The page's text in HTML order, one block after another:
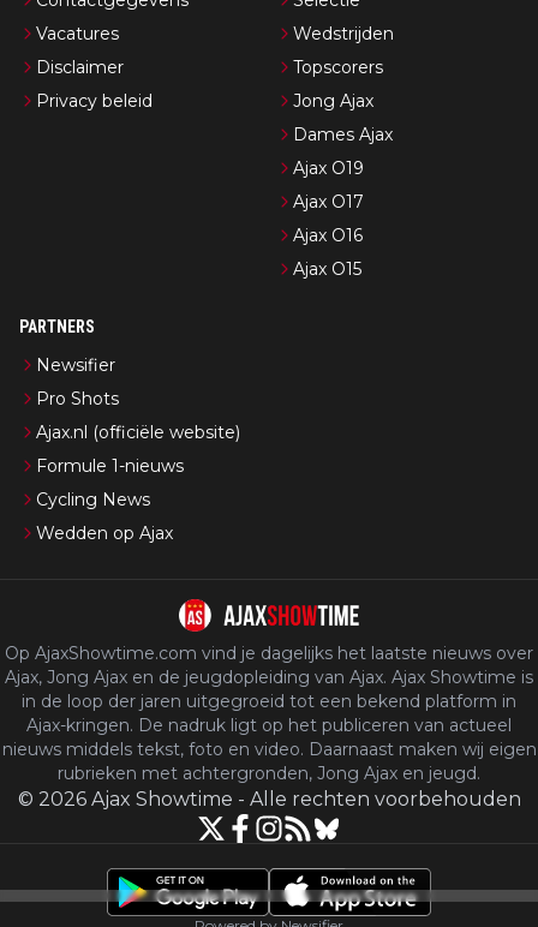
Vacatures
Disclaimer
Privacy beleid
Wedstrijden
Topscorers
Jong Ajax
Dames Ajax
Ajax O19
Ajax O17
Ajax O16
Ajax O15
PARTNERS
Newsifier
Pro Shots
Ajax.nl (officiële website)
Formule 1-nieuws
Cycling News
Wedden op Ajax
Op AjaxShowtime.com vind je dagelijks het laatste nieuws over
Ajax, Jong Ajax en de jeugdopleiding van Ajax. Ajax Showtime is
in de loop der jaren uitgegroeid tot een bekend platform in
Ajax-kringen. De nadruk ligt op het publiceren van actueel
nieuws middels tekst, foto en video. Daarnaast maken wij eigen
rubrieken met achtergronden, Jong Ajax en jeugd.
© 2026 Ajax Showtime - Alle rechten voorbehouden